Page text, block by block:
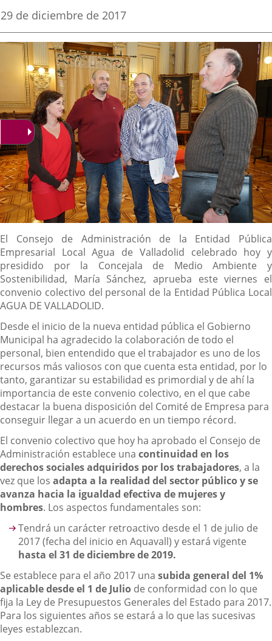
aplicación
externa.
aplicación
externa.
Fecha
la
noticia
29 de diciembre de 2017
Descripción
El Consejo de Administración de la Entidad Pública
Empresarial Local Agua de Valladolid celebrado hoy y
presidido por la Concejala de Medio Ambiente y
Sostenibilidad, María Sánchez, aprueba este viernes el
convenio colectivo del personal de la Entidad Pública Local
AGUA DE VALLADOLID.
Desde el inicio de la nueva entidad pública el Gobierno
Municipal ha agradecido la colaboración de todo el
personal, bien entendido que el trabajador es uno de los
recursos más valiosos con que cuenta esta entidad, por lo
tanto, garantizar su estabilidad es primordial y de ahí la
importancia de este convenio colectivo, en el que cabe
destacar la buena disposición del Comité de Empresa para
conseguir llegar a un acuerdo en un tiempo récord.
El convenio colectivo que hoy ha aprobado el Consejo de
Administración establece una continuidad en los
derechos sociales adquiridos por los trabajadores, a la
vez que los adapta a la realidad del sector público y se
avanza hacia la igualdad efectiva de mujeres y
hombres. Los aspectos fundamentales son:
Tendrá un carácter retroactivo desde el 1 de julio de
2017 (fecha del inicio en Aquavall) y estará vigente
hasta el 31 de diciembre de 2019.
Se establece para el año 2017 una subida general del 1%
aplicable desde el 1 de Julio de conformidad con lo que
fija la Ley de Presupuestos Generales del Estado para 2017.
Para los siguientes años se estará a lo que las sucesivas
leyes establezcan.